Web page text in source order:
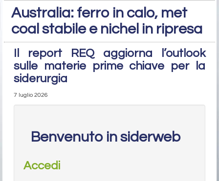
Australia: ferro in calo, met
coal stabile e nichel in ripresa
Il report REQ aggiorna l’outlook
sulle materie prime chiave per la
siderurgia
7 luglio 2026
Benvenuto in siderweb
Accedi